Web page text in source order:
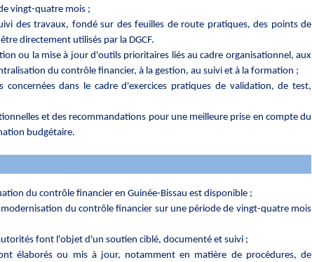
vingt-quatre mois ;
des travaux, fondé sur des feuilles de route pratiques, des points de
directement utilisés par la DGCF.
ou la mise à jour d'outils prioritaires liés au cadre organisationnel, aux
du contrôle financier, à la gestion, au suivi et à la formation ;
concernées dans le cadre d'exercices pratiques de validation, de test,
et des recommandations pour une meilleure prise en compte du
budgétaire.
du contrôle financier en Guinée-Bissau est disponible ;
du contrôle financier sur une période de vingt-quatre mois
font l'objet d'un soutien ciblé, documenté et suivi ;
élaborés ou mis à jour, notamment en matière de procédures, de